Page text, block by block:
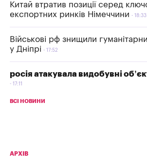
Китай втратив позиції серед
експортних ринків Німеччини
18:33
Військові рф знищили
у Дніпрі
17:52
росія атакувала видобувні
17:11
ВСІ НОВИНИ
АРХІВ